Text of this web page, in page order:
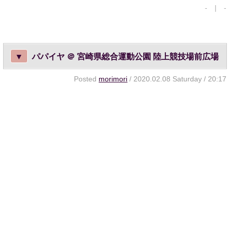
- | -
▼ パパイヤ ＠ 宮崎県総合運動公園 陸上競技場前広場
Posted morimori / 2020.02.08 Saturday / 20:17